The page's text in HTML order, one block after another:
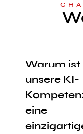
Warum ist
unsere KI-
eine